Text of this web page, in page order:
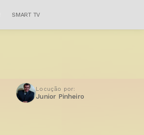
SMART TV
Locução por:
Junior Pinheiro